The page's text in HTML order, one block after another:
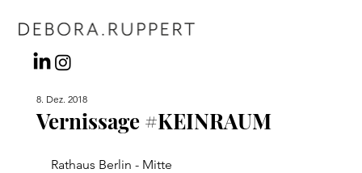
Vernissage #KEINRAUM
8. Dez. 2018
Rathaus Berlin - Mitte